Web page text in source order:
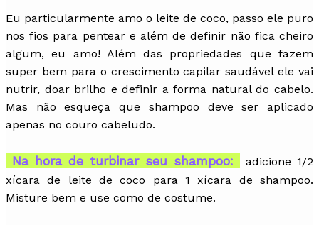
Eu particularmente amo o leite de coco, passo ele puro
nos fios para pentear e além de definir não fica cheiro
algum, eu amo! Além das propriedades que fazem
super bem para o crescimento capilar saudável ele vai
nutrir, doar brilho e definir a forma natural do cabelo.
Mas não esqueça que shampoo deve ser aplicado
apenas no couro cabeludo.
Na hora de turbinar seu shampoo:
adicione 1/2
xícara de leite de coco para 1 xícara de shampoo.
Misture bem e use como de costume.